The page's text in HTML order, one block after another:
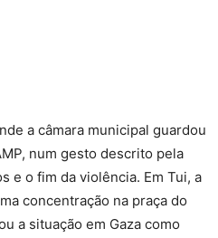
a câmara municipal guardou
num gesto descrito pela
e o fim da violência. Em Tui, a
concentração na praça do
a situação em Gaza como